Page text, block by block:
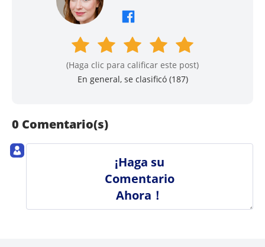
(Haga clic para calificar este post)
En general, se clasificó (187)
0 Comentario(s)
¡Haga su
Comentario
Ahora！